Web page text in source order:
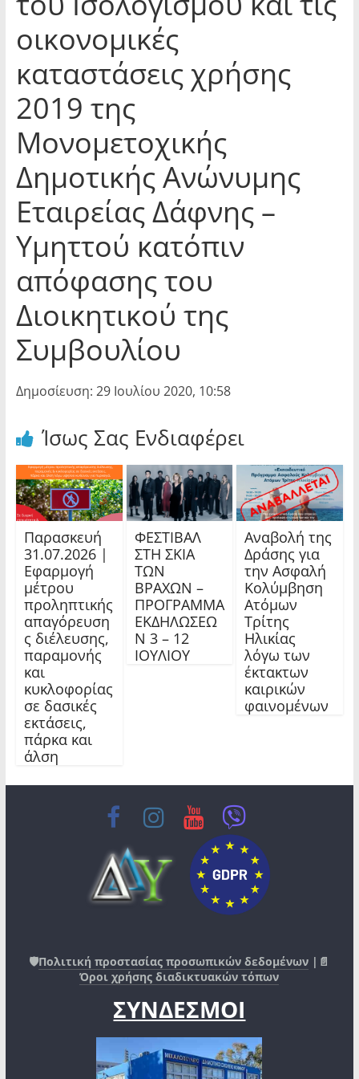
οικονομικές
καταστάσεις χρήσης
2019 της
Μονομετοχικής
Δημοτικής Ανώνυμης
Εταιρείας Δάφνης –
Υμηττού κατόπιν
απόφασης του
Διοικητικού της
Συμβουλίου
Δημοσίευση: 29 Ιουλίου 2020, 10:58
Ίσως Σας Ενδιαφέρει
Παρασκευή
31.07.2026 |
Εφαρμογή
μέτρου
προληπτικής
απαγόρευση
ς διέλευσης,
παραμονής
και
κυκλοφορίας
σε δασικές
εκτάσεις,
πάρκα και
άλση
ΦΕΣΤΙΒΑΛ
ΣΤΗ ΣΚΙΑ
ΤΩΝ
ΒΡΑΧΩΝ –
ΠΡΟΓΡΑΜΜΑ
ΕΚΔΗΛΩΣΕΩ
Ν 3 – 12
ΙΟΥΛΙΟΥ
Αναβολή της
Δράσης για
την Ασφαλή
Κολύμβηση
Ατόμων
Τρίτης
Ηλικίας
λόγω των
έκτακτων
καιρικών
φαινομένων
🛡️Πολιτική προστασίας προσωπικών δεδομένων |📄
Όροι χρήσης διαδικτυακών τόπων
ΣΥΝΔΕΣΜΟΙ